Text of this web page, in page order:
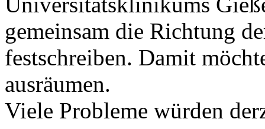
gemeinsam die Richtung
festschreiben. Damit
ausräumen.
Viele Probleme würden